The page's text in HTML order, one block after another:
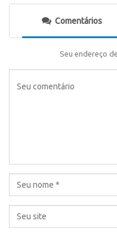
Comentários
Seu endereço